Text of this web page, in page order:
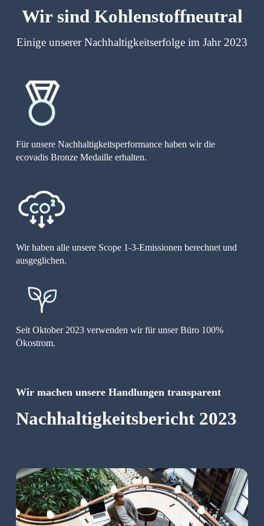
Wir sind Kohlenstoffneutral
Einige unserer Nachhaltigkeitserfolge im Jahr 2023
Für unsere Nachhaltigkeitsperformance haben wir die
ecovadis Bronze Medaille erhalten.
Wir haben alle unsere Scope 1-3-Emissionen berechnet und
ausgeglichen.
Seit Oktober 2023 verwenden wir für unser Büro 100%
Ökostrom.
Wir machen unsere Handlungen transparent
Nachhaltigkeitsbericht 2023